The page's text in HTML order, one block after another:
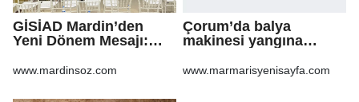
GİSİAD Mardin’den
Yeni Dönem Mesajı:
Daha Çok Üretim
www.mardinsoz.com
Çorum’da balya
makinesi yangına
anız küle döndü
www.marmarisyenisayfa.com